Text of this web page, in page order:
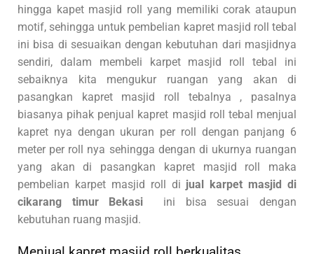
hingga kapet masjid roll yang memiliki corak ataupun
motif, sehingga untuk pembelian kapret masjid roll tebal
ini bisa di sesuaikan dengan kebutuhan dari masjidnya
sendiri, dalam membeli karpet masjid roll tebal ini
sebaiknya kita mengukur ruangan yang akan di
pasangkan kapret masjid roll tebalnya , pasalnya
biasanya pihak penjual kapret masjid roll tebal menjual
kapret nya dengan ukuran per roll dengan panjang 6
meter per roll nya sehingga dengan di ukurnya ruangan
yang akan di pasangkan kapret masjid roll maka
pembelian karpet masjid roll di jual karpet masjid di
cikarang timur Bekasi ini bisa sesuai dengan
kebutuhan ruang masjid.